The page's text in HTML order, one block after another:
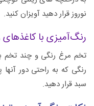
نوروز قرار دهید آویزان کنید.
رنگ‌آمیزی با کاغذهای
تخم مرغ رنگی و چند تخم
رنگی که به راحتی دور
سبد قرار دهید.